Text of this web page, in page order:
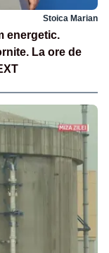
Stoica Marian
energetic.
La ore de